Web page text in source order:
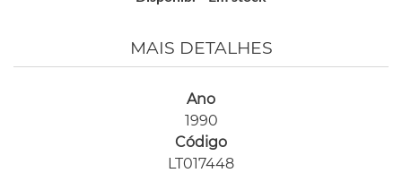
MAIS DETALHES
Ano
1990
Código
LT017448